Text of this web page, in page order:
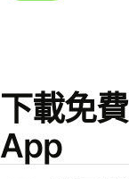
下載免
App